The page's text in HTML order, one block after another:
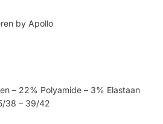
by Apollo
– 22% Polyamide – 3% Elastaan
38 – 39/42